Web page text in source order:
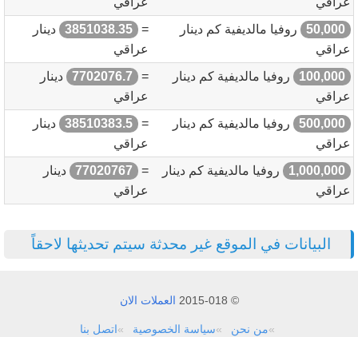
50,000
روفيا مالديفية كم دينار
عراقي
=
3851038.35
دينار
عراقي
100,000
روفيا مالديفية كم دينار
عراقي
=
7702076.7
دينار
عراقي
500,000
روفيا مالديفية كم دينار
عراقي
=
38510383.5
دينار
عراقي
1,000,000
روفيا مالديفية كم دينار
عراقي
=
77020767
دينار
عراقي
البيانات في الموقع غير محدثة سيتم تحديثها لاحقاً
© 2015-018 العملات الان
من نحن سياسة الخصوصية اتصل بنا